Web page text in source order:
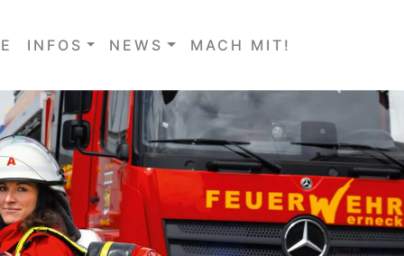
INFOS NEWS MACH MIT!